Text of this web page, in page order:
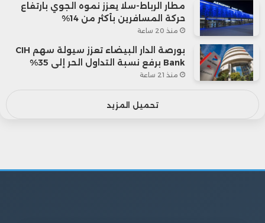
مطار الرباط-سلا يعزز نموه الجوي بارتفاع
حركة المسافرين بأكثر من 14%
منذ 20 ساعة
بورصة الدار البيضاء تعزز سيولة سهم CIH
Bank برفع نسبة التداول الحر إلى 35%
منذ 21 ساعة
تحميل المزيد